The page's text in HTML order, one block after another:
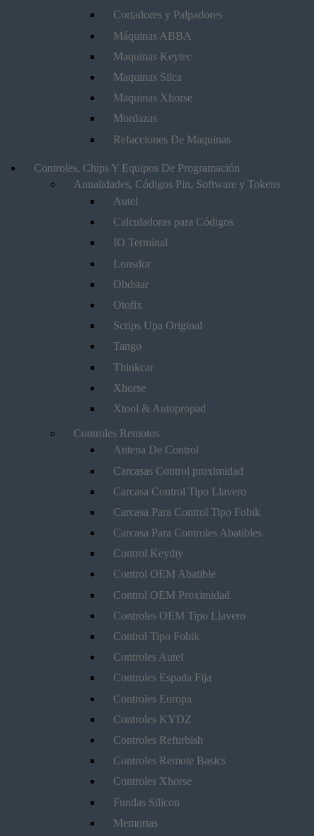
Cortadores y Palpadores
Máquinas ABBA
Maquinas Keytec
Maquinas Silca
Maquinas Xhorse
Mordazas
Refacciones De Maquinas
Controles, Chips Y Equipos De Programación
Anualidades, Códigos Pin, Software y Tokens
Autel
Calculadoras para Códigos
IO Terminal
Lonsdor
Obdstar
Otofix
Scrips Upa Original
Tango
Thinkcar
Xhorse
Xtool & Autopropad
Controles Remotos
Antena De Control
Carcasas Control proximidad
Carcasa Control Tipo Llavero
Carcasa Para Control Tipo Fobik
Carcasa Para Controles Abatibles
Control Keydiy
Control OEM Abatible
Control OEM Proximidad
Controles OEM Tipo Llavero
Control Tipo Fobik
Controles Autel
Controles Espada Fija
Controles Europa
Controles KYDZ
Controles Refurbish
Controles Remote Basics
Controles Xhorse
Fundas Silicon
Memorias